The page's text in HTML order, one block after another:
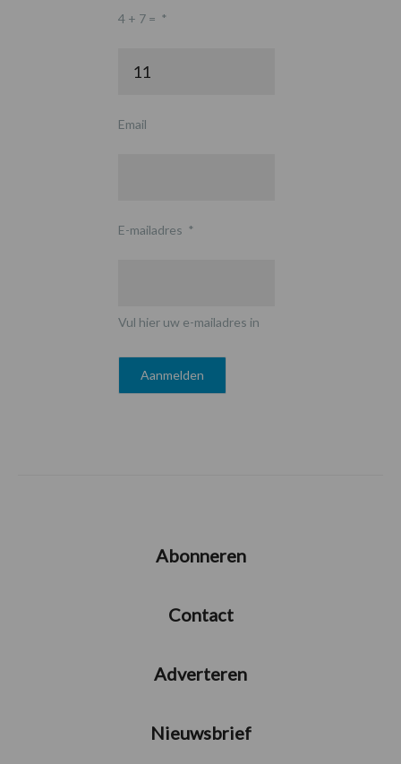
4 + 7 = *
Email
E-mailadres *
Vul hier uw e-mailadres in
Abonneren
Contact
Adverteren
Nieuwsbrief